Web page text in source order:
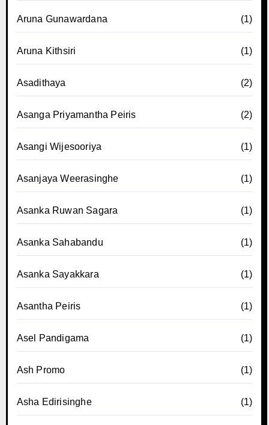
Aruna Gunawardana (1)
Aruna Kithsiri (1)
Asadithaya (2)
Asanga Priyamantha Peiris (2)
Asangi Wijesooriya (1)
Asanjaya Weerasinghe (1)
Asanka Ruwan Sagara (1)
Asanka Sahabandu (1)
Asanka Sayakkara (1)
Asantha Peiris (1)
Asel Pandigama (1)
Ash Promo (1)
Asha Edirisinghe (1)